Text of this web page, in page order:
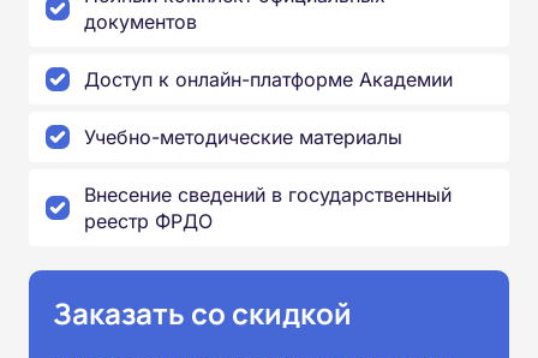
документов
Доступ к онлайн-платформе Академии
Учебно-методические материалы
Внесение сведений в государственный
реестр ФРДО
Заказать со скидкой